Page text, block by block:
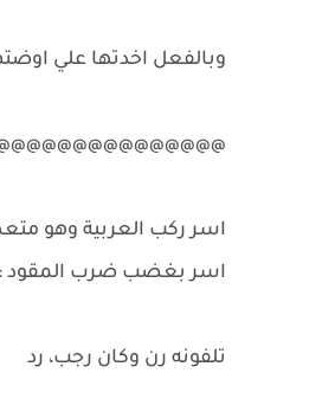
وبالفعل اخدتها علي
اسر ركب العربية وهو
اسر بغضب ضرب المقود
تلفونه رن وكان رجب، رد